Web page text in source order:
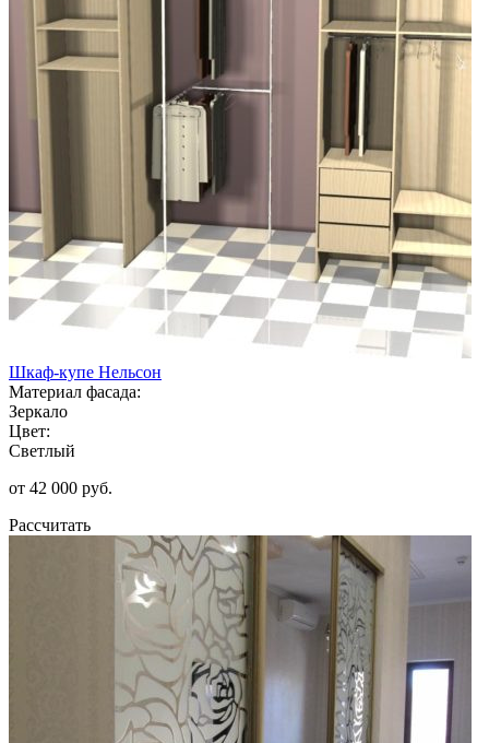
Шкаф-купе Нельсон
Материал фасада:
Зеркало
Цвет:
Светлый
от 42 000 руб.
Рассчитать